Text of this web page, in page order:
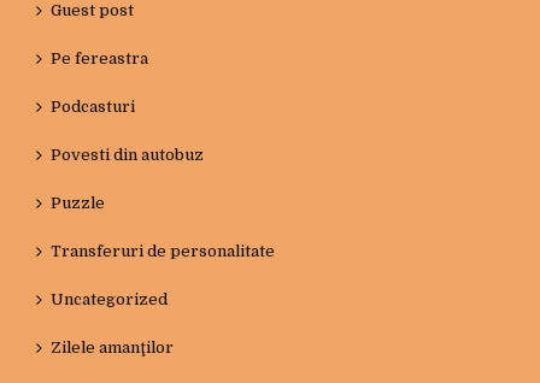
Guest post
Pe fereastra
Podcasturi
Povesti din autobuz
Puzzle
Transferuri de personalitate
Uncategorized
Zilele amanţilor